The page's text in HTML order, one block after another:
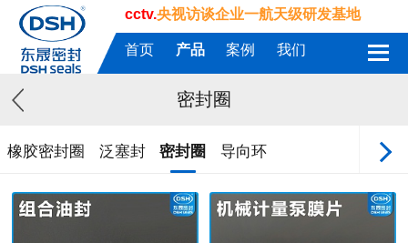
cctv.央视访谈企业一航天级研发基地
首页 产品 案例 我们
密封圈
橡胶密封圈 泛塞封 密封圈 导向环